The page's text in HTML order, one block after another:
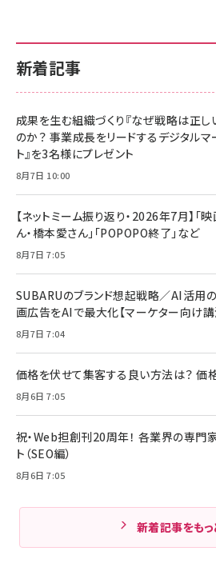
新着記事
成果を生む組織づくり『なぜ戦略は正
のか？ 事業成長をリードするデジタルマ
ト』を3名様にプレゼント
8月7日 10:00
【ネットミーム振り返り・2026年7月】「
ん・橋本愛さん」「POPOPO終了」など
8月7日 7:05
SUBARUのブランド想起戦略／AI活用の
画広告をAIで最大化【マーケター向け講
8月7日 7:04
価格を伏せて集客する良い方法は？ 価
8月6日 7:05
祝・Web担創刊20周年！ 各業界の専門
ト（SEO編）
8月6日 7:05
新着記事をも